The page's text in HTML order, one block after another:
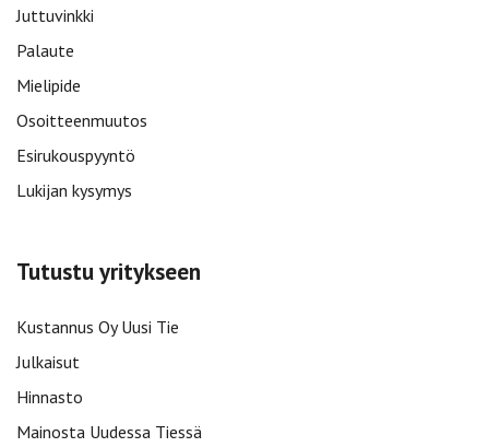
Juttuvinkki
Palaute
Mielipide
Osoitteenmuutos
Esirukouspyyntö
Lukijan kysymys
Tutustu yritykseen
Kustannus Oy Uusi Tie
Julkaisut
Hinnasto
Mainosta Uudessa Tiessä